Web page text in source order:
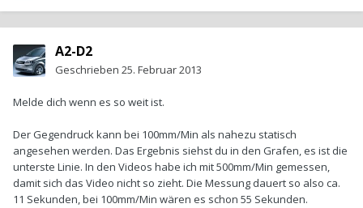
A2-D2
Geschrieben 25. Februar 2013
Melde dich wenn es so weit ist.
Der Gegendruck kann bei 100mm/Min als nahezu statisch
angesehen werden. Das Ergebnis siehst du in den Grafen, es ist die
unterste Linie. In den Videos habe ich mit 500mm/Min gemessen,
damit sich das Video nicht so zieht. Die Messung dauert so also ca.
11 Sekunden, bei 100mm/Min wären es schon 55 Sekunden.